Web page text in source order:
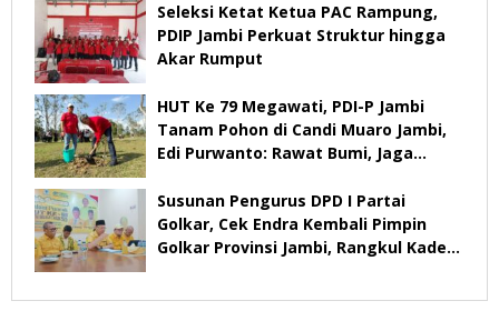
Seleksi Ketat Ketua PAC Rampung,
PDIP Jambi Perkuat Struktur hingga
Akar Rumput
HUT Ke 79 Megawati, PDI-P Jambi
Tanam Pohon di Candi Muaro Jambi,
Edi Purwanto: Rawat Bumi, Jaga
Susunan Pengurus DPD I Partai
Golkar, Cek Endra Kembali Pimpin
Golkar Provinsi Jambi, Rangkul Kader